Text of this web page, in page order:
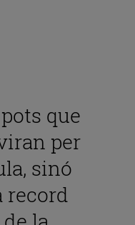
que
per
sinó
record